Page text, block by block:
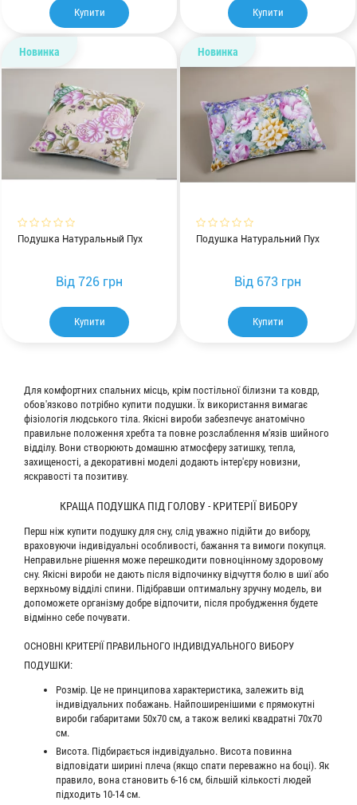
Купити Купити
Новинка
Подушка Натуральный Пух
Купити
Від 726 грн
Новинка
Подушка Натуральний Пух
Купити
Від 673 грн
Для комфортних спальних місць, крім постільної білизни та ковдр,
обов'язково потрібно купити подушки. Їх використання вимагає
фізіологія людського тіла. Якісні вироби забезпечує анатомічно
правильне положення хребта та повне розслаблення м'язів шийного
відділу. Вони створюють домашню атмосферу затишку, тепла,
захищеності, а декоративні моделі додають інтер'єру новизни,
яскравості та позитиву.
КРАЩА ПОДУШКА ПІД ГОЛОВУ - КРИТЕРІЇ ВИБОРУ
Перш ніж купити подушку для сну, слід уважно підійти до вибору,
враховуючи індивідуальні особливості, бажання та вимоги покупця.
Неправильне рішення може перешкодити повноцінному здоровому
сну. Якісні вироби не дають після відпочинку відчуття болю в шиї або
верхньому відділі спини. Підібравши оптимальну зручну модель, ви
допоможете організму добре відпочити, після пробудження будете
відмінно себе почувати.
ОСНОВНІ КРИТЕРІЇ ПРАВИЛЬНОГО ІНДИВІДУАЛЬНОГО ВИБОРУ
ПОДУШКИ:
Розмір. Це не принципова характеристика, залежить від
індивідуальних побажань. Найпоширенішими є прямокутні
вироби габаритами 50х70 см, а також великі квадратні 70х70
см.
Висота. Підбирається індивідуально. Висота повинна
відповідати ширині плеча (якщо спати переважно на боці). Як
правило, вона становить 6-16 см, більшій кількості людей
підходить 10-14 см.